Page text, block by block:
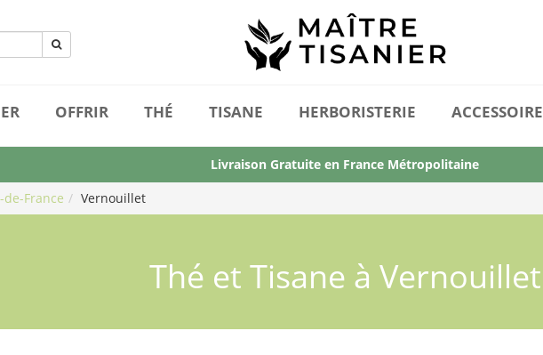
OFFRIR THÉ TISANE HERBORISTERIE ACCESSOIRE
Livraison Gratuite en France Métropolitaine
de-France Vernouillet
Thé et Tisane à Vernouillet